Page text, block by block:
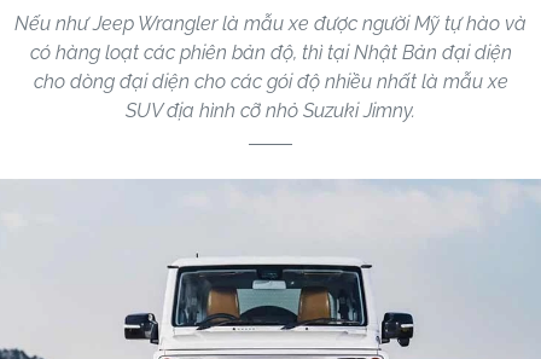
Nếu như Jeep Wrangler là mẫu xe được người Mỹ tự hào và
có hàng loạt các phiên bản độ, thì tại Nhật Bản đại diện
cho dòng đại diện cho các gói độ nhiều nhất là mẫu xe
SUV địa hình cỡ nhỏ Suzuki Jimny.